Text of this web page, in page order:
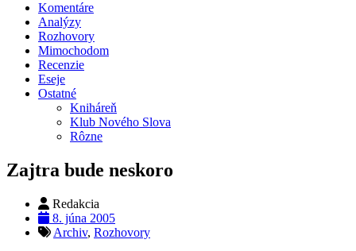
Komentáre
Analýzy
Rozhovory
Mimochodom
Recenzie
Eseje
Ostatné
Kniháreň
Klub Nového Slova
Rôzne
Zajtra bude neskoro
Redakcia
8. júna 2005
Archiv, Rozhovory